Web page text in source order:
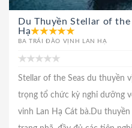
Du Thuyền Stellar of the
Hạ
BA TRÁI ĐÀO VỊNH LAN HẠ
Stellar of the Seas du thuyền
trọng tổ chức kỳ nghỉ dưỡng
vinh Lan Hạ Cát bà.Du